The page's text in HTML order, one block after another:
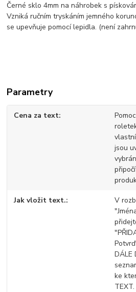
Černé sklo 4mm na náhrobek s
Vzniká ručním tryskáním jemného
se upevňuje pomocí lepidla. (není
Parametry
Cena za text
jsou
Jak vložit text.
V
DÁLE
ke
TEXT.